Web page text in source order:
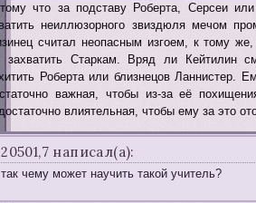
что за подставу Роберта, Серсеи
неиллюзорного звиздюля мечом
считал неопасным изгоем, к тому
захватить Старкам. Вряд ли Кейтилин
Роберта или близнецов Ланнистер.
важная, чтобы из-за её
влиятельная, чтобы ему за это
20501,7 написал(а):
так чему может научить такой учитель?